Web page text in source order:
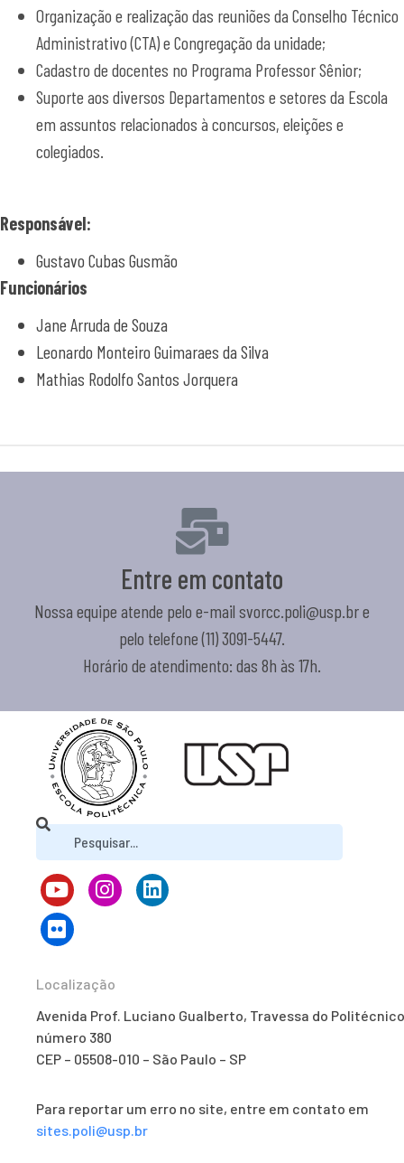
Organização e realização das reuniões da Conselho Técnico
Administrativo (CTA) e Congregação da unidade;
Cadastro de docentes no Programa Professor Sênior;
Suporte aos diversos Departamentos e setores da Escola
em assuntos relacionados à concursos, eleições e
colegiados.
Responsável:
Gustavo Cubas Gusmão
Funcionários
Jane Arruda de Souza
Leonardo Monteiro Guimaraes da Silva
Mathias Rodolfo Santos Jorquera
Entre em contato
Nossa equipe atende pelo e-mail svorcc.poli@usp.br e
pelo telefone (11) 3091-5447.
Horário de atendimento: das 8h às 17h.
Localização
Avenida Prof. Luciano Gualberto, Travessa do
número 380
CEP – 05508-010 – São Paulo – SP
Para reportar um erro no site, entre em contato em
sites.poli@usp.br